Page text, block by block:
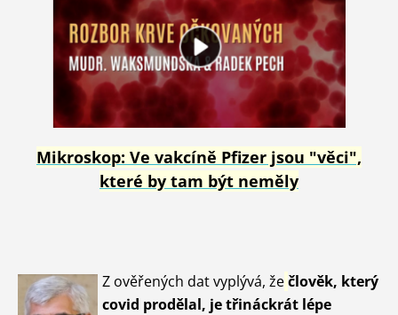
Mikroskop: Ve vakcíně Pfizer jsou "věci",
které by tam být neměly
Z ověřených dat vyplývá, žečlověk, který
covid prodělal, je třináckrát lépe